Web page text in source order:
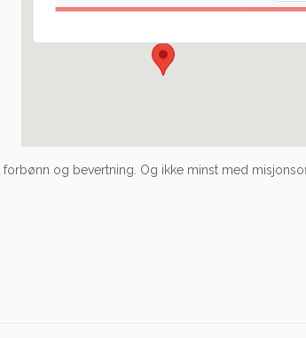
Arrangement
og bevertning. Og ikke minst med